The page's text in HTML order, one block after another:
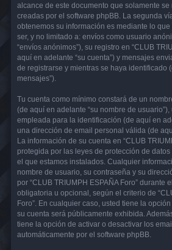
alcance de este documento que solamente
creadas por el software phpBB. La segunda
obtenemos su información es mediante lo
ser, y no limitado a: envíos como usuario
“envíos anónimos”), su registro en “CLUB
aquí en adelante “su cuenta”) y mensajes
de registrarse y mientras se haya identificado
mensajes”).
Tu cuenta como mínimo constará de un
(de aquí en adelante “su nombre de
empleada para la identificación (de aquí en
una dirección de email personal válida (de
La información de su cuenta en “CLUB
protegida por las leyes de protección de
el que estamos instalados. Cualquier
nombre de usuario, su contraseña y su
por “CLUB TRIUMPH ESPAÑA Foro” durante
obligatoria u opcional, según el criterio de
Foro”. En cualquier caso, usted tiene la
su cuenta será públicamente exhibida.
tiene la opción de activar o desactivar los
automáticamente por el software phpBB.